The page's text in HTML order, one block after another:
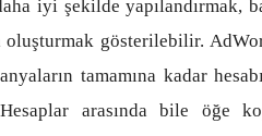
iyi şekilde yapılandırmak,
gösterilebilir.
tamamına kadar
arasında bile öğe